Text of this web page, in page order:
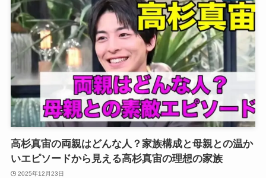
高杉真宙の両親はどんな人？家族構成と母親との温か
いエピソードから見える高杉真宙の理想の家族
2025年12月23日